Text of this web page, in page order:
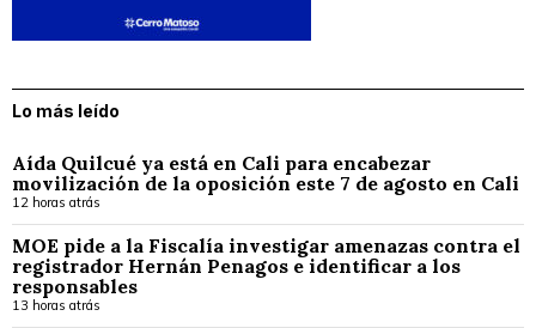
Lo más leído
Aída Quilcué ya está en Cali para encabezar
movilización de la oposición este 7 de agosto en Cali
12 horas atrás
MOE pide a la Fiscalía investigar amenazas contra el
registrador Hernán Penagos e identificar a los
responsables
13 horas atrás